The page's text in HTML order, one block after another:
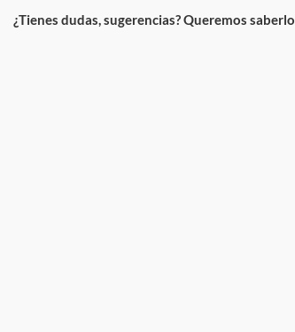
¿Tienes dudas, sugerencias? Queremos saberlo